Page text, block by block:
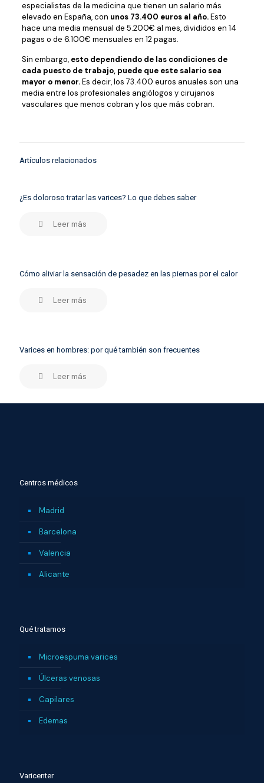
especialistas de la medicina que tienen un salario más
elevado en España, con unos 73.400 euros al año.Esto
hace una media mensual de 5.200€ al mes, divididos en 14
pagas o de 6.100€ mensuales en 12 pagas.
Sin embargo, esto dependiendo de las condiciones de
cada puesto de trabajo, puede que este salario sea
mayor o menor.Es decir, los 73.400 euros anuales son una
media entre los profesionales angiólogos y cirujanos
vasculares que menos cobran y los que más cobran.
Artículos relacionados
¿Es doloroso tratar las varices? Lo que debes saber
Leer más
Cómo aliviar la sensación de pesadez en las piernas por el calor
Leer más
Varices en hombres: por qué también son frecuentes
Leer más
Centros médicos
Madrid
Barcelona
Valencia
Alicante
Qué tratamos
Microespuma varices
Úlceras venosas
Capilares
Edemas
Varicenter